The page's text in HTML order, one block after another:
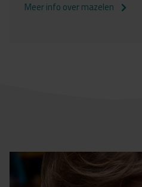
Meer info over mazelen